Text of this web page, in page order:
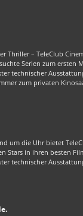
Thriller – TeleClub
Serien zum ersten
technischer
zum privaten
um die Uhr bietet
Stars in ihren besten
technischer